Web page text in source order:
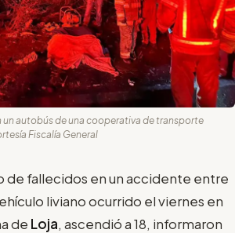
un autobús de una cooperativa de transporte
Fiscalía General
de fallecidos en un accidente entre
liviano ocurrido el viernes en
de Loja, ascendió a 18, informaron